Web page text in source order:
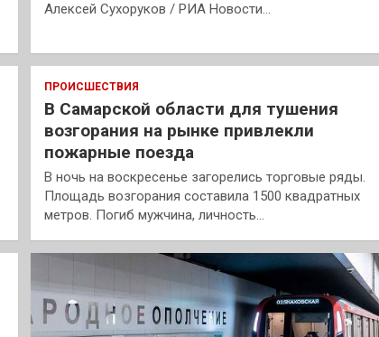
Алексей Сухоруков / РИА Новости…
ПРОИСШЕСТВИЯ
В Самарской области для тушения
возгорания на рынке привлекли
пожарные поезда
В ночь на воскресенье загорелись торговые ряды.
Площадь возгорания составила 1500 квадратных
метров. Погиб мужчина, личность…